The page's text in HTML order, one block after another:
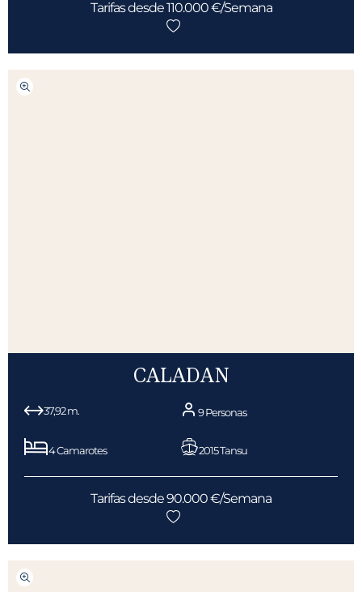
Tarifas desde 110.000 €/Semana
CALADAN
37,92 m. 9 Personas
4 Camarotes 2015 Tansu
Tarifas desde 90.000 €/Semana